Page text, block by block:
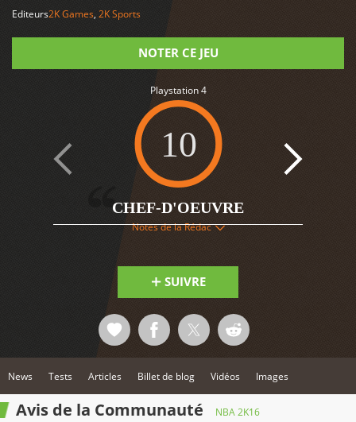
Editeurs2K Games, 2K Sports
NOTER CE JEU
Playstation 4
10
CHEF-D'OEUVRE
Notes de la Rédac
SUIVRE
News Tests Articles Billet de blog Vidéos Images
Avis de la Communauté NBA 2K16